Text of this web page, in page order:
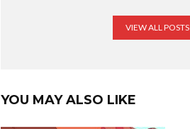
VIEW ALL POSTS
YOU MAY ALSO LIKE